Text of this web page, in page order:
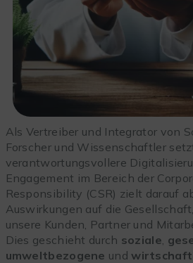
Als Vertreiber und Integrator von
Forscher und Wissenschaftler
verantwortungsvollere
Engagement im Bereich der
Responsibility (CSR) zielt darauf
Auswirkungen auf die
unsere Kunden, Partner und
Dies geschieht durch soziale
umweltbezogene und